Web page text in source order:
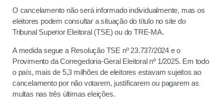
O cancelamento não será informado individualmente, mas os
eleitores podem consultar a situação do título no site do
Tribunal Superior Eleitoral (TSE) ou do TRE-MA.
A medida segue a Resolução TSE nº 23.737/2024 e o
Provimento da Corregedoria-Geral Eleitoral nº 1/2025. Em todo
o país, mais de 5,3 milhões de eleitores estavam sujeitos ao
cancelamento por não votarem, justificarem ou pagarem as
multas nas três últimas eleições.